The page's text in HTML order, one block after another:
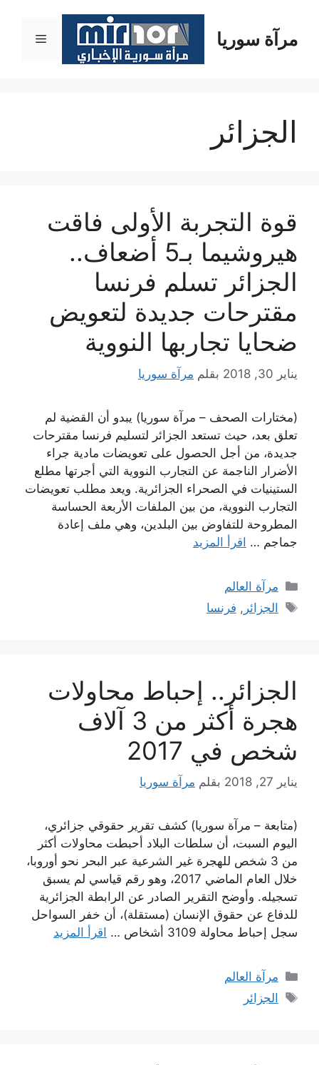
المحتوىمرآة سوريا القائمة
الجزائر
قوة التجربة الأولى فاقت
هيروشيما بـ5 أضعاف..
الجزائر تسلم فرنسا
مقترحات جديدة لتعويض
ضحايا تجاربها النووية
يناير 30, 2018 بقلم مرآة سوريا
(مختارات الصحف – مرآة سوريا) يبدو أن القضية لم
تعلق بعد، حيث تستعد الجزائر لتسليم فرنسا مقترحات
جديدة، من أجل الحصول على تعويضات مادية جراء
الأضرار الناجمة عن التجارب النووية التي أجرتها مطلع
الستينيات في الصحراء الجزائرية. ويعد مطلب تعويضات
التجارب النووية، من بين الملفات الأربعة الحساسة
المطروحة للتفاوض بين البلدين، وهي ملف إعادة
جماجم … اقرأ المزيد
التصنيفات
مرآة العالم
الوسوم
الجزائر , فرنسا
الجزائر.. إحباط محاولات
هجرة أكثر من 3 آلاف
شخص في 2017
يناير 27, 2018 بقلم مرآة سوريا
(متابعة – مرآة سوريا) كشف تقرير حقوقي جزائري،
اليوم السبت، أن سلطات البلاد أحبطت محاولات أكثر
من 3 شخص للهجرة غير الشرعية عبر البحر نحو أوروبا،
خلال العام الماضي 2017، وهو رقم قياسي لم يسبق
تسجيله. وأوضح التقرير الصادر عن الرابطة الجزائرية
للدفاع عن حقوق الإنسان (مستقلة)، أن خفر السواحل
سجل إحباط محاولة 3109 أشخاص …
اقرأ المزيد
التصنيفات
مرآة العالم
الوسوم
الجزائر